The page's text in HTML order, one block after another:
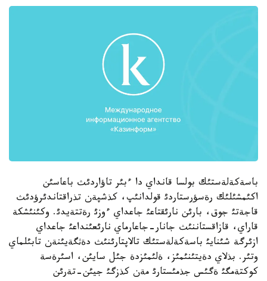
باسةكةلةستئك بولسا قانداي دا ءبئر تاؤاردئث باعاسئن
اكئمشئلئك رةسؤرستاردئ قولدانئپ، كذشپةن تذراقتاندئرؤدئث
قاجةتئ جوق، بارئن نارئقتاعئ جاعداي ءوزئ رةتتةيدئ. وكئنئشكة
قاراي، قازاقستاننئث جانار-جاعارماي نارئعئنداعئ جاعداي
ازئرگة شئنايئ باسةكةلةستئك تالاپتارئنئث دةثگةيئنةن تابئلماي
وتئر. بذلاي دةيتئنئمئز، ةلئمئزدة جئل سايئن، اسئرةسة
كوكتةمگئ ةگئس جذمئستارئ مةن كذزگئ جيئن-تةرئن